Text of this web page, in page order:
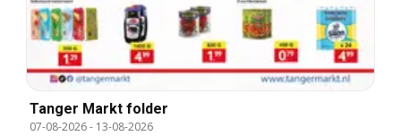
Tanger Markt folder
07-08-2026- 13-08-2026